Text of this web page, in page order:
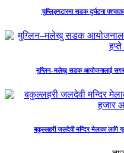
चुम्लिङ्गटारमा सडक दुर्घटना
मुग्लिन–मलेखु सडक आयोजनालाई
बकुल्लहरी जलदेवी मन्दिर मेलाका लागि